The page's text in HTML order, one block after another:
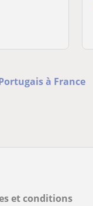
à France
et conditions